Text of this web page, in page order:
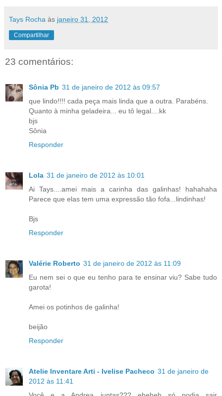
Tays Rocha às janeiro 31, 2012
Compartilhar
23 comentários:
Sônia Pb 31 de janeiro de 2012 às 09:57
que lindo!!!! cada peça mais linda que a outra. Parabéns.
Quanto à minha geladeira... eu tô legal....kk
bjs
Sônia
Responder
Lola 31 de janeiro de 2012 às 10:01
Ai Tays....amei mais a carinha das galinhas! hahahaha
Parece que elas tem uma expressão tão fofa...lindinhas!
Bjs
Responder
Valérie Roberto 31 de janeiro de 2012 às 11:09
Eu nem sei o que eu tenho para te ensinar viu? Sabe tudo
garota!
Amei os potinhos de galinha!
beijão
Responder
Atelie Inventare Arti - Ivelise Pacheco 31 de janeiro de
2012 às 11:41